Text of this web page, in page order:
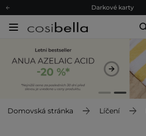
Darkové karty
Odeslání do 24 hod.
Darkové karty
Ekologické balení
Domovská stránka Líčení